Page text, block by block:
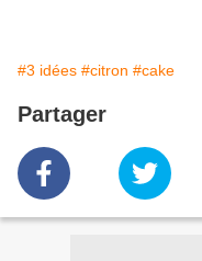
#3 idées #citron #cake
Partager